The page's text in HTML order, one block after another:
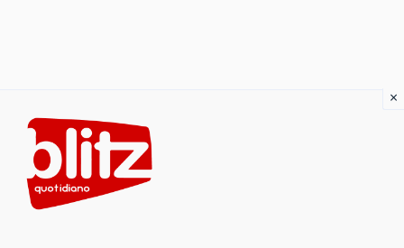
content
×